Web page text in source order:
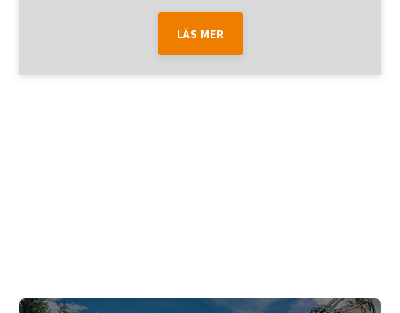
LÄS MER